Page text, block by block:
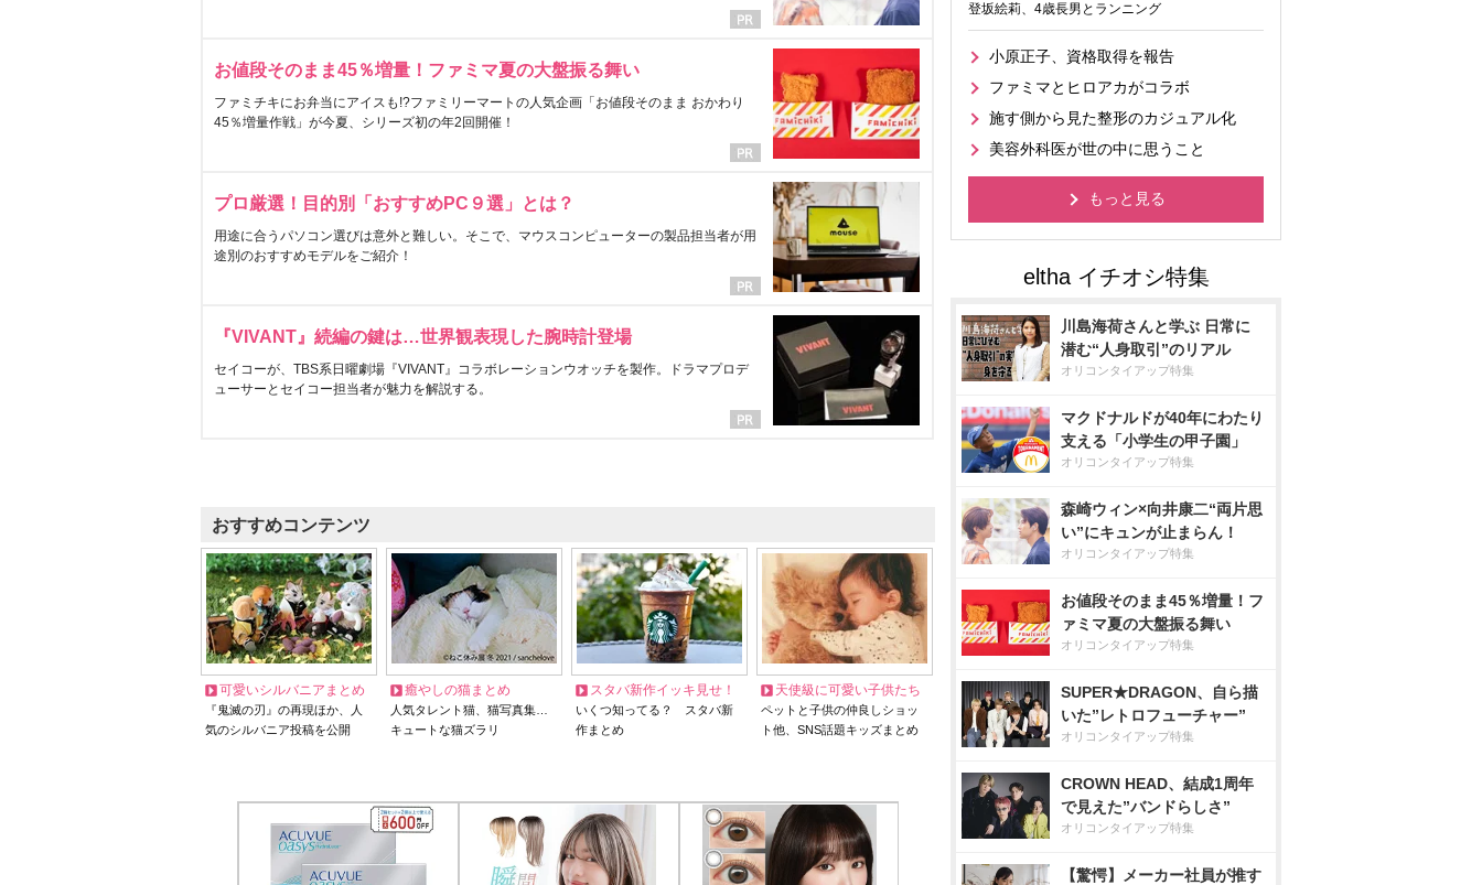
お値段そのまま45％増量！ファミマ夏の大盤振る舞い
ファミチキにお弁当にアイスも!?ファミリーマートの人気企画「お値段そのまま おかわり
45％増量作戦」が今夏、シリーズ初の年2回開催！
プロ厳選！目的別「おすすめPC９選」とは？
用途に合うパソコン選びは意外と難しい。そこで、マウスコンピューターの製品担当者が用
途別のおすすめモデルをご紹介！
『VIVANT』続編の鍵は…世界観表現した腕時計登場
セイコーが、TBS系日曜劇場『VIVANT』コラボレーションウオッチを製作。ドラマプロデ
ューサーとセイコー担当者が魅力を解説する。
おすすめコンテンツ
可愛いシルバニアまとめ
『鬼滅の刃』の再現ほか、人
気のシルバニア投稿を公開
癒やしの猫まとめ
人気タレント猫、猫写真集…
キュートな猫ズラリ
スタバ新作イッキ見せ！
いくつ知ってる？ スタバ新
作まとめ
天使級に可愛い子供たち
ペットと子供の仲良しショッ
ト他、SNS話題キッズまとめ
登坂絵莉、4歳長男とランニング
小原正子、資格取得を報告
ファミマとヒロアカがコラボ
施す側から見た整形のカジュアル化
美容外科医が世の中に思うこと
もっと見る
川島海荷さんと学ぶ 日常に
潜む“人身取引”のリアル
オリコンタイアップ特集
マクドナルドが40年にわたり
支える「小学生の甲子園」
オリコンタイアップ特集
森崎ウィン×向井康二“両片思
い”にキュンが止まらん！
オリコンタイアップ特集
お値段そのまま45％増量！フ
ァミマ夏の大盤振る舞い
オリコンタイアップ特集
SUPER★DRAGON、自ら描
いた”レトロフューチャー”
オリコンタイアップ特集
CROWN HEAD、結成1周年
で見えた”バンドらしさ”
オリコンタイアップ特集
【驚愕】メーカー社員が推す